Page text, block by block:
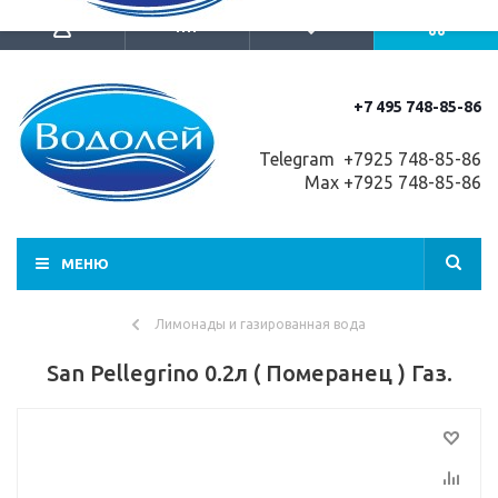
+7 495 748-85-86
Telegram +7925 748-85-86
Max +7925 748-85-86
МЕНЮ
Лимонады и газированная вода
San Pellegrino 0.2л ( Померанец ) Газ.